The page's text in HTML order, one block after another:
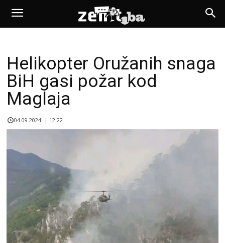
Helikopter Oružanih snaga
BiH gasi požar kod
Maglaja
04.09.2024. | 12:22